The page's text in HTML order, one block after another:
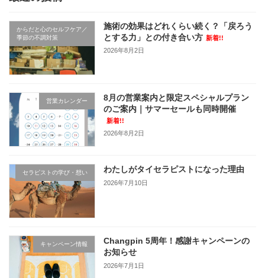
からだと心のセルフケア／
季節の不調対策
施術の効果はどれくらい続く？「戻ろう
とする力」との付き合い方 新着!!
2026年8月2日
営業カレンダー
8月の営業案内と限定スペシャルプラン
のご案内｜サマーセールも同時開催
新着!!
2026年8月2日
セラピストの学び・想い わたしがタイセラピストになった理由
2026年7月10日
キャンペーン情報
Changpin 5周年！感謝キャンペーンの
お知らせ
2026年7月1日